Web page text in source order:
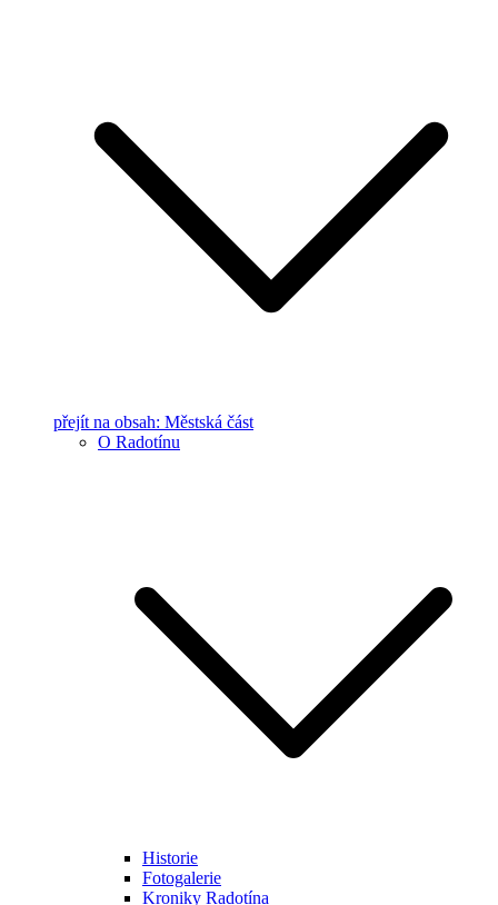
přejít na obsah: Městská část
O Radotínu
Historie
Fotogalerie
Kroniky Radotína